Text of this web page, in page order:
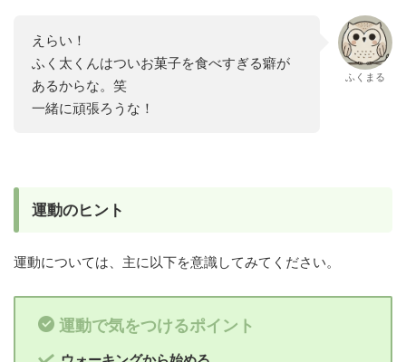
えらい！
ふく太くんはついお菓子を食べすぎる癖が
あるからな。笑
一緒に頑張ろうな！
ふくまる
運動のヒント
運動については、主に以下を意識してみてください。
運動で気をつけるポイント